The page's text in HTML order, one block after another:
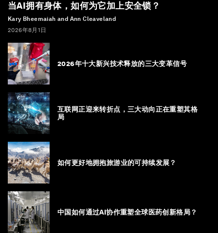
当AI拥有身体，如何为它加上安全锁？
Kary Bheemaiah and Ann Cleaveland
2026年8月1日
2026年十大新兴技术释放的三大变革信号
互联网正迎来转折点，三大动向正在重塑其格
局
如何更好地拥抱旅游业的可持续发展？
中国如何通过AI协作重塑全球医药创新格局？